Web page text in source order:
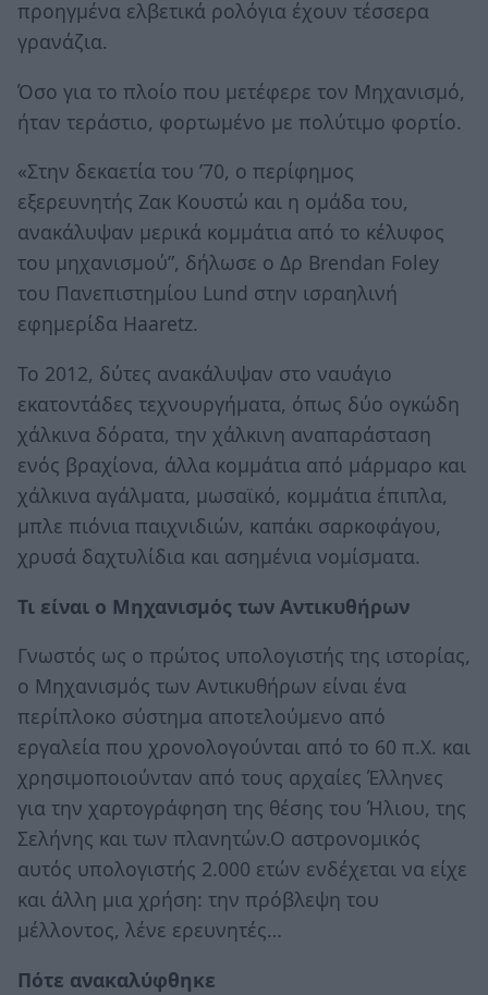
προηγμένα ελβετικά ρολόγια έχουν τέσσερα
γρανάζια.
Όσο για το πλοίο που μετέφερε τον Μηχανισμό,
ήταν τεράστιο, φορτωμένο με πολύτιμο φορτίο.
«Στην δεκαετία του ’70, ο περίφημος
εξερευνητής Ζακ Κουστώ και η ομάδα του,
ανακάλυψαν μερικά κομμάτια από το κέλυφος
του μηχανισμού”, δήλωσε ο Δρ Brendan Foley
του Πανεπιστημίου Lund στην ισραηλινή
εφημερίδα Haaretz.
Το 2012, δύτες ανακάλυψαν στο ναυάγιο
εκατοντάδες τεχνουργήματα, όπως δύο ογκώδη
χάλκινα δόρατα, την χάλκινη αναπαράσταση
ενός βραχίονα, άλλα κομμάτια από μάρμαρο και
χάλκινα αγάλματα, μωσαϊκό, κομμάτια έπιπλα,
μπλε πιόνια παιχνιδιών, καπάκι σαρκοφάγου,
χρυσά δαχτυλίδια και ασημένια νομίσματα.
Τι είναι ο Μηχανισμός των Αντικυθήρων
Γνωστός ως ο πρώτος υπολογιστής της ιστορίας,
ο Μηχανισμός των Αντικυθήρων είναι ένα
περίπλοκο σύστημα αποτελούμενο από
εργαλεία που χρονολογούνται από το 60 π.Χ. και
χρησιμοποιούνταν από τους αρχαίες Έλληνες
για την χαρτογράφηση της θέσης του Ήλιου, της
Σελήνης και των πλανητών.Ο αστρονομικός
αυτός υπολογιστής 2.000 ετών ενδέχεται να είχε
και άλλη μια χρήση: την πρόβλεψη του
μέλλοντος, λένε ερευνητές…
Πότε ανακαλύφθηκε